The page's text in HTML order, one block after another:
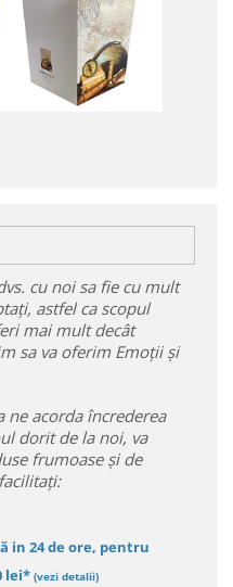
cu noi sa fie cu mult
astfel ca scopul
mai mult decât
sa va oferim Emoții și
ne acorda încrederea
dorit de la noi, va
frumoase și de
in 24 de ore, pentru
lei* (vezi detalii)